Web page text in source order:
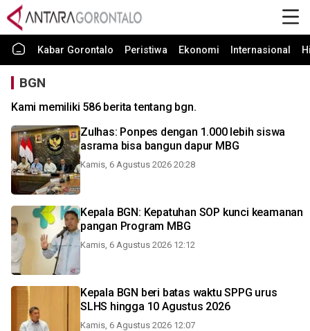
Kabar Gorontalo Peristiwa Ekonomi Internasional
BGN
Kami memiliki 586 berita tentang bgn.
Zulhas: Ponpes dengan 1.000 lebih siswa
asrama bisa bangun dapur MBG
Kamis, 6 Agustus 2026 20:28
Kepala BGN: Kepatuhan SOP kunci keamanan
pangan Program MBG
Kamis, 6 Agustus 2026 12:12
Kepala BGN beri batas waktu SPPG urus
SLHS hingga 10 Agustus 2026
Kamis, 6 Agustus 2026 12:07